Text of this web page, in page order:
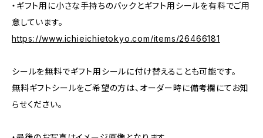
・ギフト用に小さな手持ちのバックとギフト用シールを有料でご用
意しています。
https://www.ichieichietokyo.com/items/26466181
シールを無料でギフト用シールに付け替えることも可能です。
無料ギフトシールをご希望の方は、オーダー時に備考欄にてお知
らせください。